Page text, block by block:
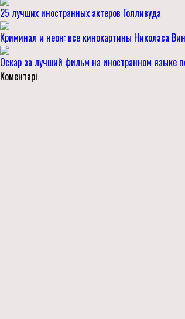
25 лучших иностранных актеров Голливуда
Криминал и неон: все кинокартины Николаса
Оскар за лучший фильм на иностранном языке
Коментарі